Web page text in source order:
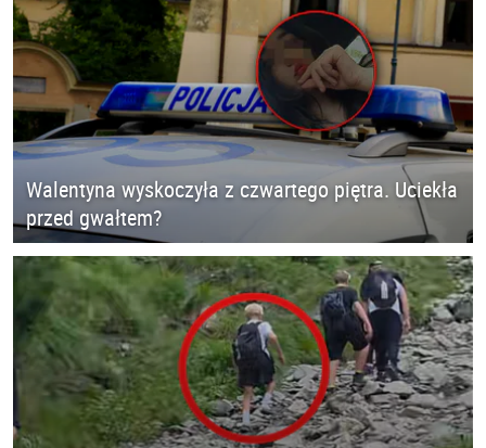
Walentyna wyskoczyła z czwartego piętra. Uciekła
przed gwałtem?